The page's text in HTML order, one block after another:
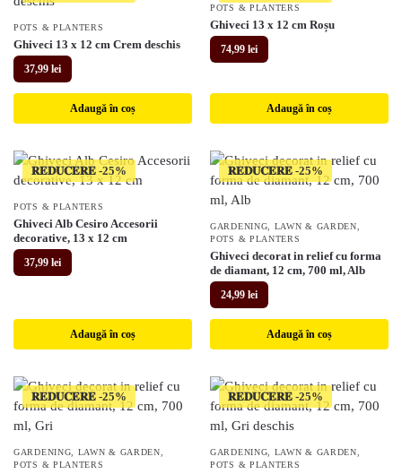
POTS & PLANTERS
Ghiveci 13 x 12 cm Crem deschis
37,99 lei
Adaugă în coș
POTS & PLANTERS
Ghiveci 13 x 12 cm Roșu
74,99 lei
Adaugă în coș
𝐑𝐄𝐃𝐔𝐂𝐄𝐑𝐄
POTS & PLANTERS
Ghiveci Alb Cesiro Accesorii
decorative, 13 x 12 cm
37,99 lei
Adaugă în coș
𝐑𝐄𝐃𝐔𝐂𝐄𝐑𝐄
GARDENING LAWN & GARDEN
POTS & PLANTERS
Ghiveci decorat in relief cu forma
de diamant, 12 cm, 700 ml, Alb
24,99 lei
Adaugă în coș
𝐑𝐄𝐃𝐔𝐂𝐄𝐑𝐄
GARDENING LAWN & GARDEN
POTS & PLANTERS
𝐑𝐄𝐃𝐔𝐂𝐄𝐑𝐄
GARDENING LAWN & GARDEN
POTS & PLANTERS